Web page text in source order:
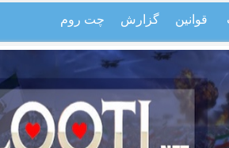
قوانین گزارش چت روم